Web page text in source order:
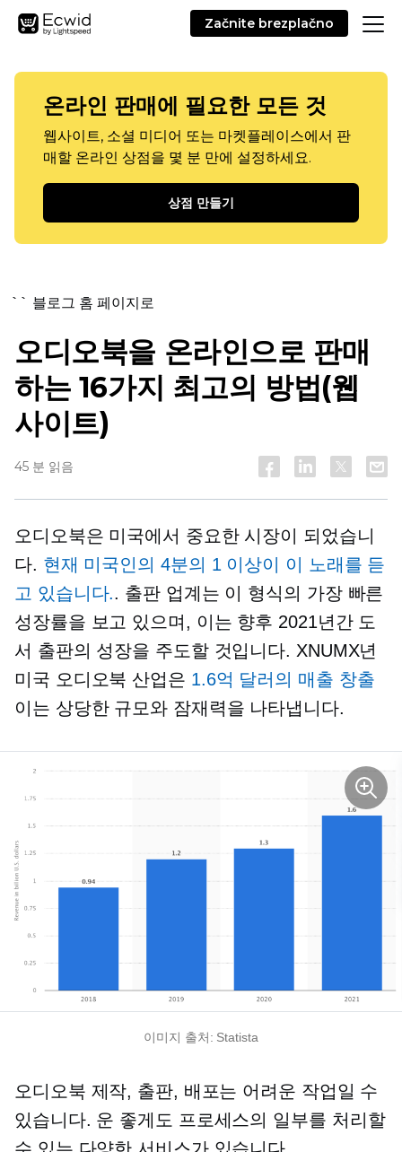
Začnite brezplačno
온라인 판매에 필요한 모든 것
웹사이트, 소셜 미디어 또는 마켓플레이스에서 판
매할 온라인 상점을 몇 분 만에 설정하세요.
상점 만들기
`` 블로그 홈 페이지로
오디오북을 온라인으로 판매
하는 16가지 최고의 방법(웹
사이트)
45 분 읽음
오디오북은 미국에서 중요한 시장이 되었습니
다. 현재 미국인의 4분의 1 이상이 이 노래를 듣
고 있습니다.. 출판 업계는 이 형식의 가장 빠른
성장률을 보고 있으며, 이는 향후 2021년간 도
서 출판의 성장을 주도할 것입니다. XNUMX년
미국 오디오북 산업은 1.6억 달러의 매출 창출
이는 상당한 규모와 잠재력을 나타냅니다.
이미지 출처: Statista
오디오북 제작, 출판, 배포는 어려운 작업일 수
있습니다. 운 좋게도 프로세스의 일부를 처리할